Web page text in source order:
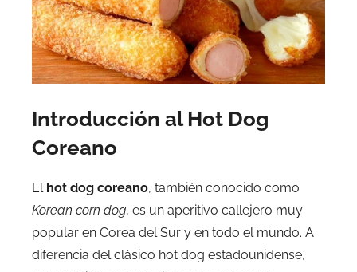
Introducción al Hot Dog
Coreano
El hot dog coreano, también conocido como
Korean corn dog, es un aperitivo callejero muy
popular en Corea del Sur y en todo el mundo. A
diferencia del clásico hot dog estadounidense,